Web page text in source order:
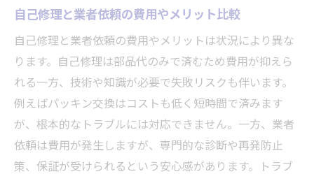
自己修理と業者依頼の費用やメリット比較
自己修理と業者依頼の費用やメリットは状況により異な
ります。自己修理は部品代のみで済むため費用が抑えら
れる一方、技術や知識が必要で失敗リスクも伴います。
例えばパッキン交換はコストも低く短時間で済みます
が、根本的なトラブルには対応できません。一方、業者
依頼は費用が発生しますが、専門的な診断や再発防止
策、保証が受けられるという安心感があります。トラブ